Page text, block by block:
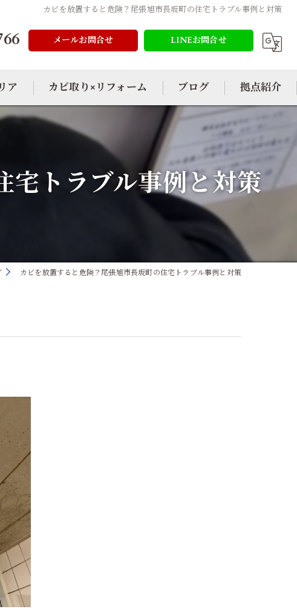
カビを放置すると危険？尾張旭市長坂町の住宅トラブル事例と対策
メールお問合せ LINEお問合せ
ア
り
取り
カビ取り×リフォーム ブログ 拠点紹介
宅トラブル事例と対策
カビを放置すると危険？尾張旭市長坂町の住宅トラブル事例と対策